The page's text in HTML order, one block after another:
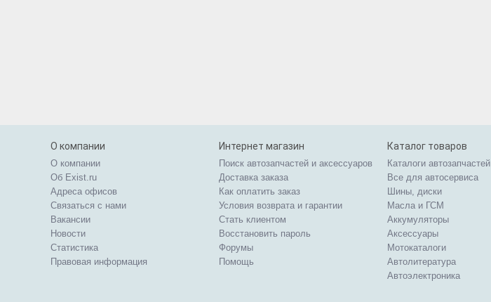
О компании
О компании
Об Exist.ru
Адреса офисов
Связаться с нами
Вакансии
Новости
Статистика
Правовая информация
Интернет магазин
Поиск автозапчастей и аксессуаров
Доставка заказа
Как оплатить заказ
Условия возврата и гарантии
Стать клиентом
Восстановить пароль
Форумы
Помощь
Каталог товаров
Каталоги автозапчастей
Все для автосервиса
Шины, диски
Масла и ГСМ
Аккумуляторы
Аксессуары
Мотокаталоги
Автолитература
Автоэлектроника